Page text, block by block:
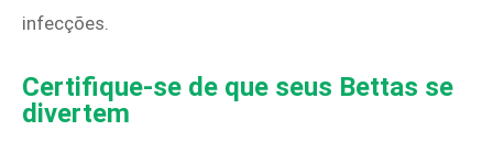
infecções.
Certifique-se de que seus Bettas se
divertem